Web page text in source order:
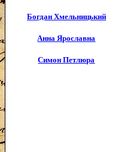
Богдан Хмельницький
Анна Ярославна
Симон Петлюра